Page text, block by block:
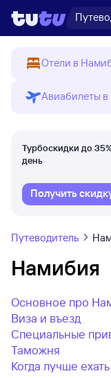
Отели в
Авиабилеты
Турбоскидки до
день
Получить
Путеводитель
Намибия
Основное про
Виза и въезд
Специальные
Таможня
Когда лучше